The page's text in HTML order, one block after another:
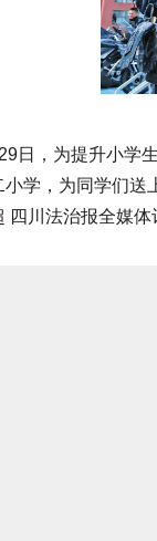
，为提升小学生
学，为同学们送
川法治报全媒体